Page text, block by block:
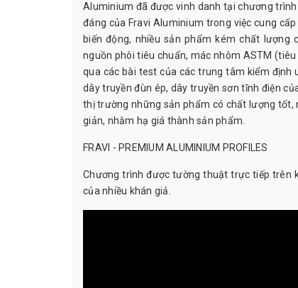
Aluminium đã được vinh danh tại chương
đáng của Fravi Aluminium trong việc cung
biến động, nhiều sản phẩm kém chất lượng
nguồn phôi tiêu chuẩn, mác nhôm ASTM
qua các bài test của các trung tâm kiểm định
dây truyền đùn ép, dây truyền sơn tĩnh điện
thị trường những sản phẩm có chất lượng tốt,
giản, nhằm hạ giá thành sản phẩm.
FRAVI - PREMIUM ALUMINIUM PROFILES
Chương trình được tường thuật trực tiếp trên
của nhiều khán giả.